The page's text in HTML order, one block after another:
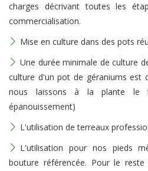
charges décrivant toutes les
commercialisation.
Mise en culture dans des pots
Une durée minimale de culture
culture d'un pot de géraniums est
nous laissons à la plante le
épanouissement)
L'utilisation de terreaux
L'utilisation pour nos pieds
bouture référencée. Pour le